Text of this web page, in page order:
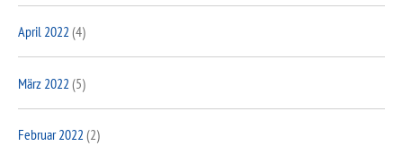
April 2022 (4)
März 2022 (5)
Februar 2022 (2)